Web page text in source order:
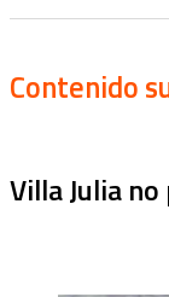
Contenido
Villa Julia